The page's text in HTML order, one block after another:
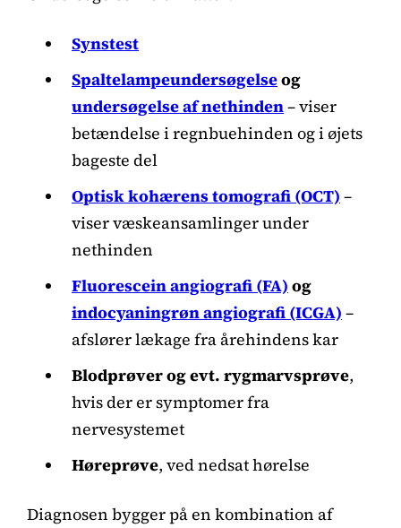
Synstest
Spaltelampeundersøgelseog
undersøgelse af nethinden– viser
betændelse i regnbuehinden og i øjets
bageste del
Optisk kohærens tomografi (OCT) –
viser væskeansamlinger under
nethinden
Fluorescein angiografi (FA) og
indocyaningrøn angiografi (ICGA) –
afslører lækage fra årehindens kar
Blodprøver og evt. rygmarvsprøve,
hvis der er symptomer fra
nervesystemet
Høreprøve, ved nedsat hørelse
Diagnosen bygger på en kombination af